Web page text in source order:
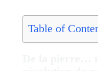
Table of